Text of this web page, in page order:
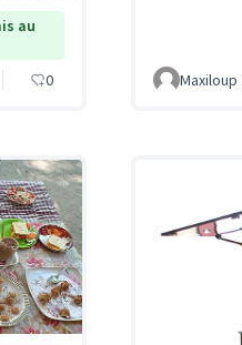
au
0 Maxiloup